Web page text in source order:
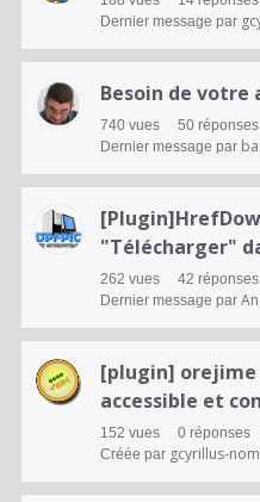
u
s
s
i
o
n
Dernier message par
Besoin de
740 vues 50 réponses
Dernier message par
"Télécharger"
262 vues 42 réponses
Dernier message par
[plugin] orejime
accessible et
152 vues 0 réponses
Créée par gcyrillus-